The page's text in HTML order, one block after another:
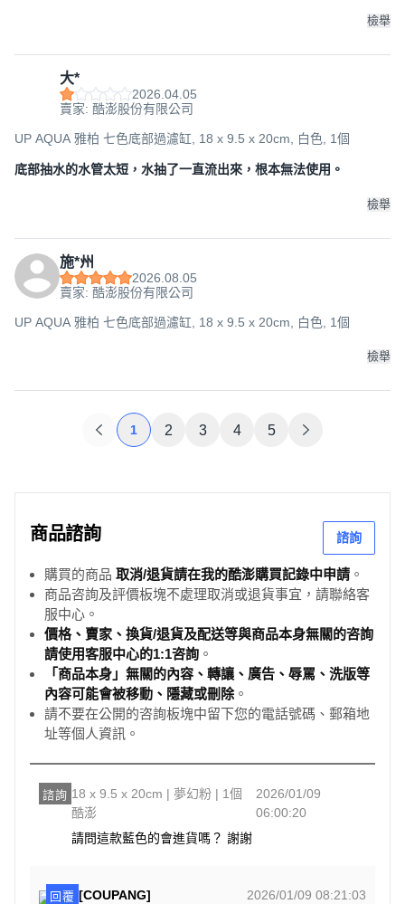
檢舉
大*
2026.04.05
賣家: 酷澎股份有限公司
UP AQUA 雅柏 七色底部過濾缸, 18 x 9.5 x 20cm, 白色, 1個
底部抽水的水管太短，水抽了一直流出來，根本無法使用。
檢舉
施*州
2026.08.05
賣家: 酷澎股份有限公司
UP AQUA 雅柏 七色底部過濾缸, 18 x 9.5 x 20cm, 白色, 1個
檢舉
1 2 3 4 5
商品諮詢 諮詢
購買的商品 取消/退貨請在我的酷澎購買記錄中申請 。
商品咨詢及評價板塊不處理取消或退貨事宜，請聯絡客
服中心。
價格、賣家、換貨/退貨及配送等與商品本身無關的咨詢
請使用客服中心的1:1咨詢 。
「商品本身」無關的內容、轉讓、廣告、辱罵、洗版等
內容可能會被移動、隱藏或刪除。
請不要在公開的咨詢板塊中留下您的電話號碼、郵箱地
址等個人資訊。
諮詢 18 x 9.5 x 20cm | 夢幻粉 | 1個
酷澎
2026/01/09
06:00:20
請問這款藍色的會進貨嗎？ 謝謝
回覆 [COUPANG] 2026/01/09 08:21:03